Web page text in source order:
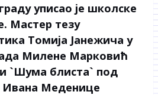
уписао је школске
Мастер тезу
Томија Јанежича у
Милене Марковић
`Шума блиста` под
Ивана Меденице